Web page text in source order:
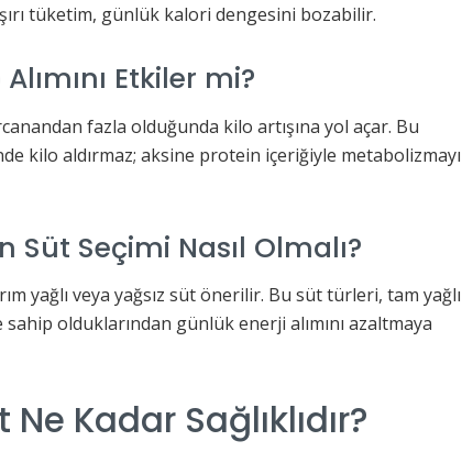
tüketim, günlük kalori dengesini bozabilir.
Etkiler mi?
fazla olduğunda kilo artışına yol açar. Bu
kilo aldırmaz; aksine protein içeriğiyle metabolizmayı
Süt Seçimi Nasıl Olmalı?
yağlı veya yağsız süt önerilir. Bu süt türleri, tam yağlı
olduklarından günlük enerji alımını azaltmaya
Ne Kadar Sağlıklıdır?